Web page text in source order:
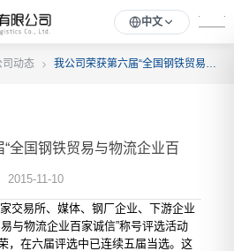
中文
司动态 我公司荣获第六届“全国钢铁贸易与物流企业百
全国钢铁贸易与物流企业百
2015-11-10
交易所、媒体、钢厂企业、下游企业
与物流企业百家诚信”称号评选活动
，在六届评选中已连续五届当选。这